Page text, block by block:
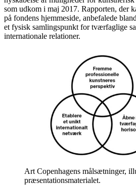
som udkom i maj 2017. Rapporten, der
på fondens hjemmeside, anbefalede
et fysisk samlingspunkt for tværfaglige
internationale relationer.
Art Copenhagens målsætninger,
præsentationsmaterialet.